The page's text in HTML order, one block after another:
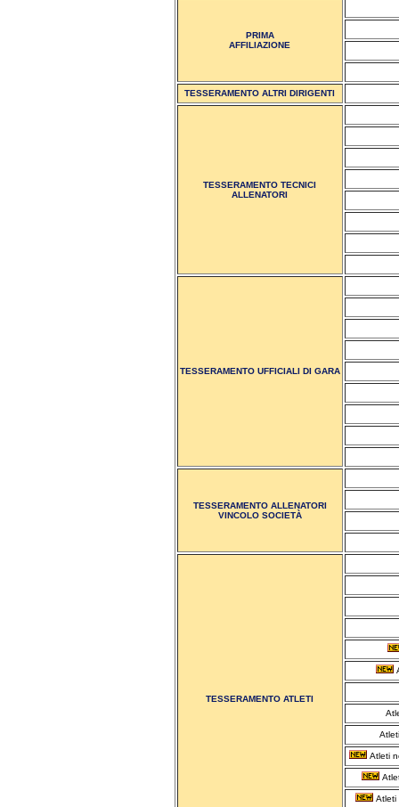
PRIMA
AFFILIAZIONE
TESSERAMENTO ALTRI DIRIGENTI
TESSERAMENTO TECNICI
ALLENATORI
TESSERAMENTO UFFICIALI DI GARA
TESSERAMENTO ALLENATORI
VINCOLO SOCIETÀ
TESSERAMENTO ATLETI
Atleti
Atleti